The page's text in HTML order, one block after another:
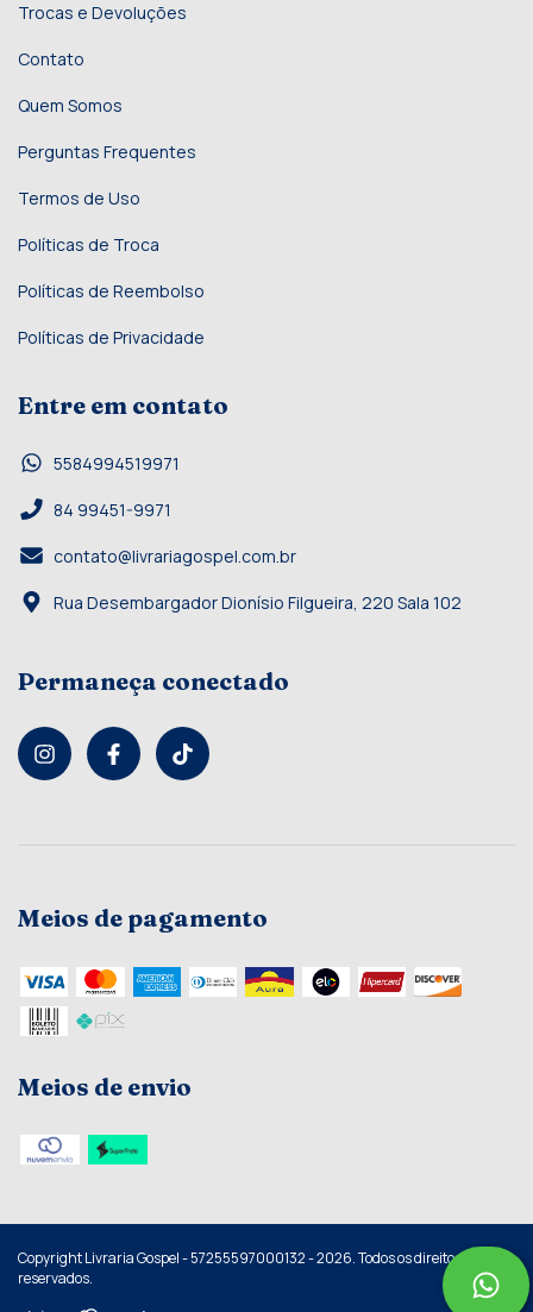
Trocas e Devoluções
Contato
Quem Somos
Perguntas Frequentes
Termos de Uso
Políticas de Troca
Políticas de Reembolso
Políticas de Privacidade
Entre em contato
5584994519971
84 99451-9971
contato@livrariagospel.com.br
Rua Desembargador Dionísio Filgueira, 220 Sala 102
Permaneça conectado
Meios de pagamento
Meios de envio
Copyright Livraria Gospel - 57255597000132 - 2026. Todos os direitos
reservados.